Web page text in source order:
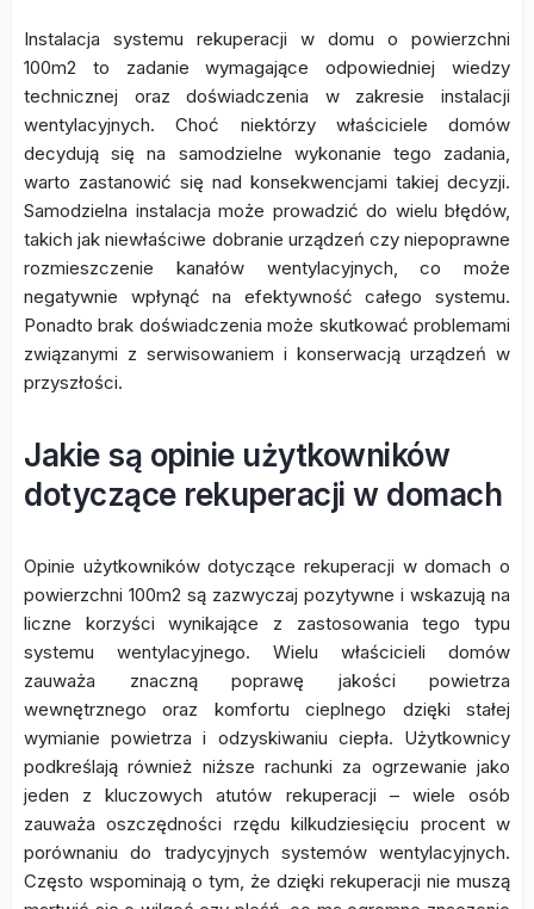
Instalacja systemu rekuperacji w domu o powierzchni
100m2 to zadanie wymagające odpowiedniej wiedzy
technicznej oraz doświadczenia w zakresie instalacji
wentylacyjnych. Choć niektórzy właściciele domów
decydują się na samodzielne wykonanie tego zadania,
warto zastanowić się nad konsekwencjami takiej decyzji.
Samodzielna instalacja może prowadzić do wielu błędów,
takich jak niewłaściwe dobranie urządzeń czy niepoprawne
rozmieszczenie kanałów wentylacyjnych, co może
negatywnie wpłynąć na efektywność całego systemu.
Ponadto brak doświadczenia może skutkować problemami
związanymi z serwisowaniem i konserwacją urządzeń w
przyszłości.
Jakie są opinie użytkowników
dotyczące rekuperacji w domach
Opinie użytkowników dotyczące rekuperacji w domach o
powierzchni 100m2 są zazwyczaj pozytywne i wskazują na
liczne korzyści wynikające z zastosowania tego typu
systemu wentylacyjnego. Wielu właścicieli domów
zauważa znaczną poprawę jakości powietrza
wewnętrznego oraz komfortu cieplnego dzięki stałej
wymianie powietrza i odzyskiwaniu ciepła. Użytkownicy
podkreślają również niższe rachunki za ogrzewanie jako
jeden z kluczowych atutów rekuperacji – wiele osób
zauważa oszczędności rzędu kilkudziesięciu procent w
porównaniu do tradycyjnych systemów wentylacyjnych.
Często wspominają o tym, że dzięki rekuperacji nie muszą